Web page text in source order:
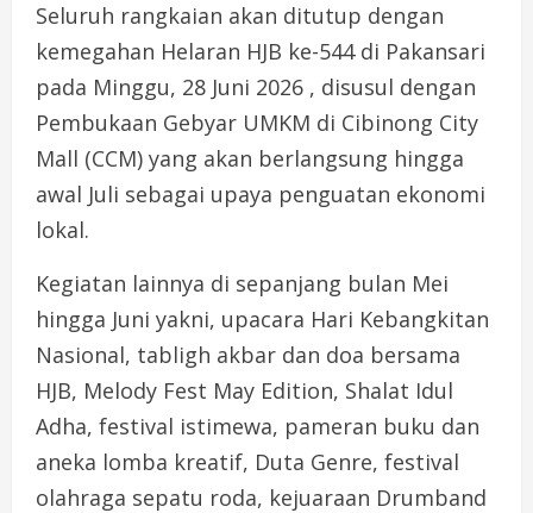
Seluruh rangkaian akan ditutup dengan
kemegahan Helaran HJB ke-544 di Pakansari
pada Minggu, 28 Juni 2026 , disusul dengan
Pembukaan Gebyar UMKM di Cibinong City
Mall (CCM) yang akan berlangsung hingga
awal Juli sebagai upaya penguatan ekonomi
lokal.
Kegiatan lainnya di sepanjang bulan Mei
hingga Juni yakni, upacara Hari Kebangkitan
Nasional, tabligh akbar dan doa bersama
HJB, Melody Fest May Edition, Shalat Idul
Adha, festival istimewa, pameran buku dan
aneka lomba kreatif, Duta Genre, festival
olahraga sepatu roda, kejuaraan Drumband